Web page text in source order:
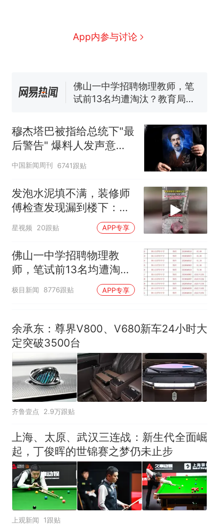
App内参与讨论
人生
新 费大厨“全国小炒肉大王”称
佛山一中学招聘物理教师，笔
试前13名均遭淘汰？教育局：
核查
官方通报
享界G9车型预售价公布：
43.98万起
热 那个在床头放菜刀的女孩，
人生
穆杰塔巴被指给总统下"最
后警告" 爆料人发声意味
深长
中国新闻周刊 6741跟贴
发泡水泥填不满，装修师
傅检查发现漏到楼下：出
风口未延伸到外墙
星视频 20跟贴 APP专享
佛山一中学招聘物理教
师，笔试前13名均遭淘
汰？教育局：已叫停招
聘，成立调查组全面核查
极目新闻 8776跟贴 APP专享
余承东：尊界V800、V680新车24小时大
定突破3500台
齐鲁壹点 2.9万跟贴
上海、太原、武汉三连战：新生代全面崛
起，丁俊晖的世锦赛之梦仍未止步
上观新闻 1跟贴